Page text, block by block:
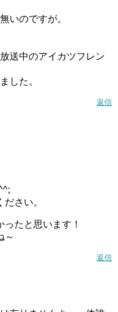
！のメインキャラクタ
たないうちにアイカツフ
んファンにとっては嬉
いのですが。
送中のアイカツフレン
した。
返信
さい。
たと思います！
～
返信